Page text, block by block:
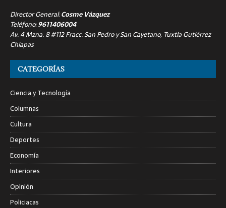
Director General:Cosme Vázquez
Teléfono:9611406004
Av. 4 Mzna. 8 #112 Fracc. San Pedro y San Cayetano, Tuxtla Gutiérrez
Chiapas
CATEGORÍAS
Ciencia y Tecnología
Columnas
Cultura
Deportes
Economía
Interiores
Opinión
Policiacas